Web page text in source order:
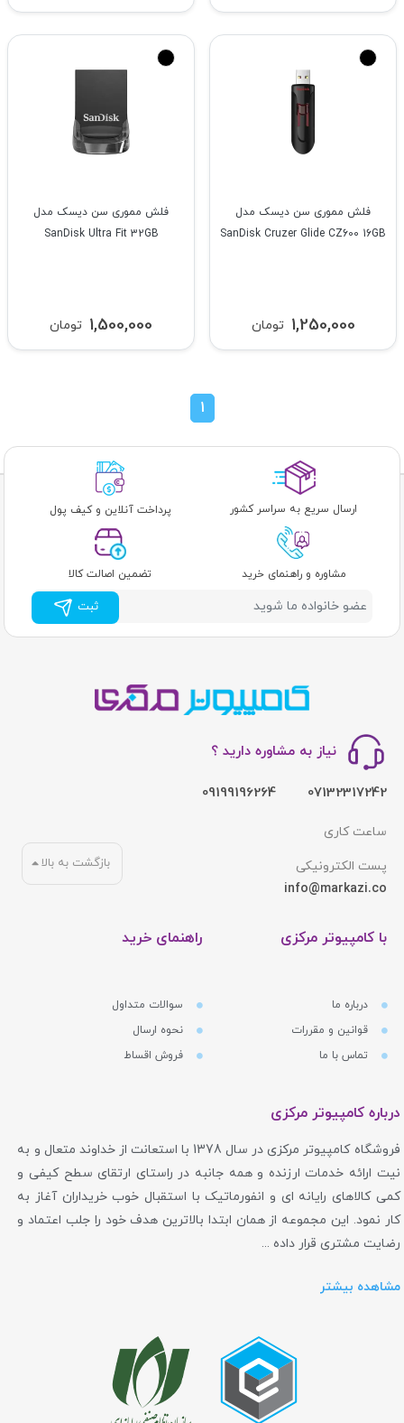
فلش مموری سن دیسک مدل
SanDisk Cruzer Glide CZ600 16GB
تومان 1,250,000
فلش مموری سن دیسک مدل
SanDisk Ultra Fit 32GB
تومان 1,500,000
1
ارسال سریع به سراسر کشور پرداخت آنلاین و کیف پول
مشاوره و راهنمای خرید تضمین اصالت کالا
ثبت
نیاز به مشاوره دارید ؟
07132317242
09199196264
ساعت کاری
پست الکترونیکی
info@markazi.co
با کامپیوتر مرکزی
درباره ما
قوانین و مقررات
تماس با ما
راهنمای خرید
سوالات متداول
نحوه ارسال
فروش اقساط
بازگشت به بالا
درباره کامپیوتر مرکزی
فروشگاه کامپیوتر مرکزی در سال 1378 با استعانت از خداوند متعال و به
نیت ارائه خدمات ارزنده و همه جانبه در راستای ارتقای سطح کیفی و
کمی کالاهای رایانه ای و انفورماتیک با استقبال خوب خریداران آغاز به
کار نمود. این مجموعه از همان ابتدا بالاترین هدف خود را جلب اعتماد و
رضایت مشتری قرار داده ...
مشاهده بیشتر